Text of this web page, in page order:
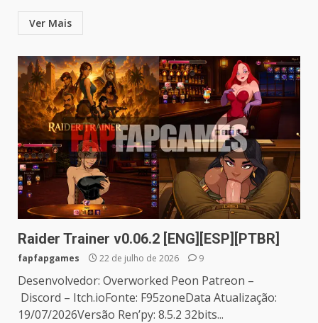
Ver Mais
Raider Trainer v0.06.2 [ENG][ESP][PTBR]
fapfapgames 22 de julho de 2026 9
Desenvolvedor: Overworked Peon Patreon –
Discord – Itch.ioFonte: F95zoneData Atualização:
19/07/2026Versão Ren’py: 8.5.2 32bits...